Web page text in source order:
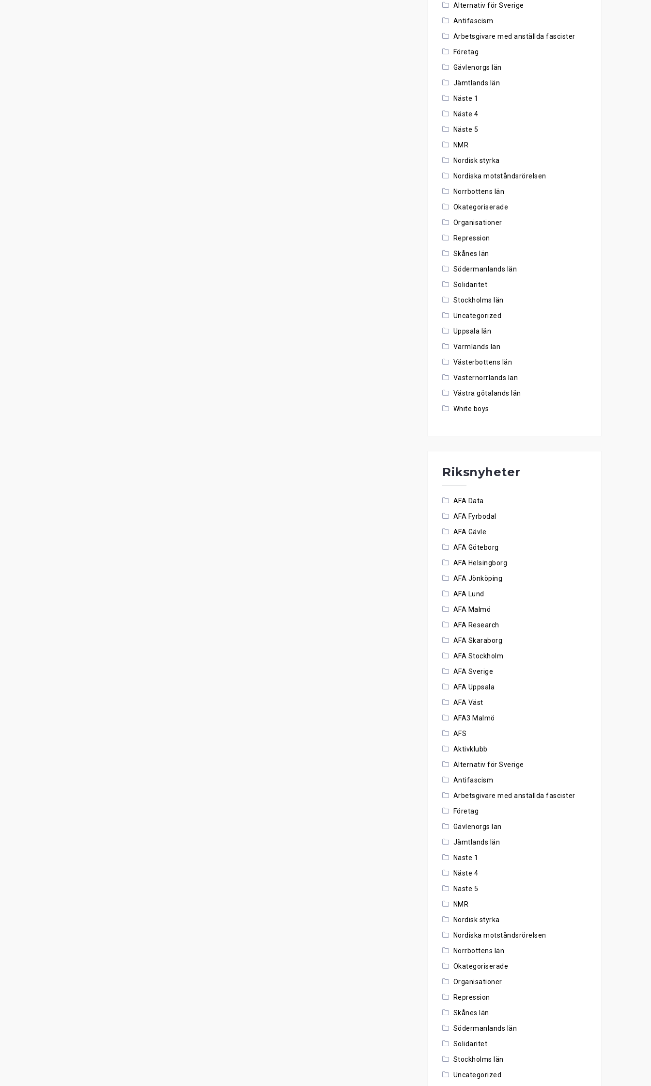
Alternativ för Sverige
Antifascism
Arbetsgivare med anställda fascister
Företag
Gävlenorgs län
Jämtlands län
Näste 1
Näste 4
Näste 5
NMR
Nordisk styrka
Nordiska motståndsrörelsen
Norrbottens län
Okategoriserade
Organisationer
Repression
Skånes län
Södermanlands län
Solidaritet
Stockholms län
Uncategorized
Uppsala län
Värmlands län
Västerbottens län
Västernorrlands län
Västra götalands län
White boys
Riksnyheter
AFA Data
AFA Fyrbodal
AFA Gävle
AFA Göteborg
AFA Helsingborg
AFA Jönköping
AFA Lund
AFA Malmö
AFA Research
AFA Skaraborg
AFA Stockholm
AFA Sverige
AFA Uppsala
AFA Väst
AFA3 Malmö
AFS
Aktivklubb
Alternativ för Sverige
Antifascism
Arbetsgivare med anställda fascister
Företag
Gävlenorgs län
Jämtlands län
Näste 1
Näste 4
Näste 5
NMR
Nordisk styrka
Nordiska motståndsrörelsen
Norrbottens län
Okategoriserade
Organisationer
Repression
Skånes län
Södermanlands län
Solidaritet
Stockholms län
Uncategorized